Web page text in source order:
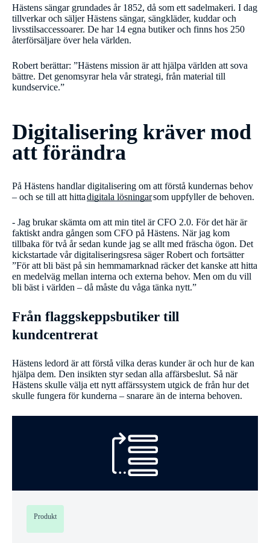
Hästens sängar grundades år 1852, då som ett sadelmakeri. I dag
tillverkar och säljer Hästens sängar, sängkläder, kuddar och
livsstilsaccessoarer. De har 14 egna butiker och finns hos 250
återförsäljare över hela världen.
Robert berättar: ”Hästens mission är att hjälpa världen att sova
bättre. Det genomsyrar hela vår strategi, från material till
kundservice.”
Digitalisering kräver mod
att förändra
På Hästens handlar digitalisering om att förstå kundernas behov
– och se till att hittadigitala lösningarsom uppfyller de behoven.
- Jag brukar skämta om att min titel är CFO 2.0. För det här är
faktiskt andra gången som CFO på Hästens. När jag kom
tillbaka för två år sedan kunde jag se allt med fräscha ögon. Det
kickstartade vår digitaliseringsresa säger Robert och fortsätter
”För att bli bäst på sin hemmamarknad räcker det kanske att hitta
en medelväg mellan interna och externa behov. Men om du vill
bli bäst i världen – då måste du våga tänka nytt.”
Från flaggskeppsbutiker till
kundcentrerat
Hästens ledord är att förstå vilka deras kunder är och hur de kan
hjälpa dem. Den insikten styr sedan alla affärsbeslut. Så när
Hästens skulle välja ett nytt affärssystem utgick de från hur det
skulle fungera för kunderna – snarare än de interna behoven.
Produkt